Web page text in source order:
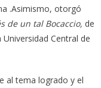
.Asimismo, otorgó
de un tal Bocaccio, de
Central de
al tema logrado y el